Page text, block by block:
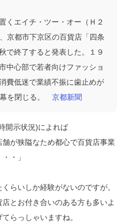
くエイチ・ツー・オー（Ｈ２
京都市下京区の百貨店「四条
で終了すると発表した。１９
中心部で若者向けファッショ
費低迷で業績不振に歯止めが
を閉じる。 京都新聞
開示状況)によれば
舗が狭隘なため都心で百貨店事業
・」
らいしか経験がないのですが。
とお付き合いのある方も多いよ
らっしゃいますね。